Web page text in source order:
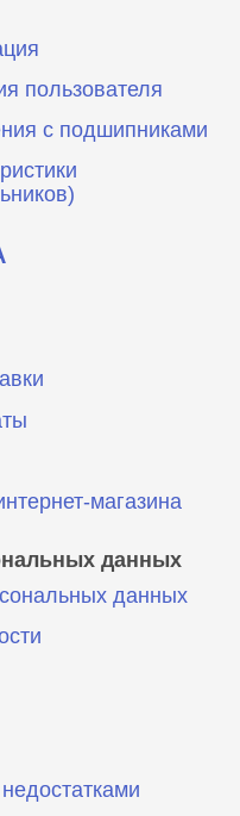
пользователя
с подшипниками
магазина
данных
данных